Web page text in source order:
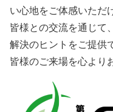
い心地をご体感いただ
皆様との交流を通じて
解決のヒントをご提供
皆様のご来場を心より